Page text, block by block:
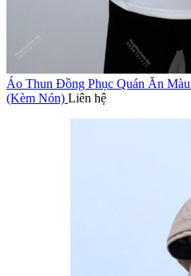
Áo Thun Đồng Phục Quán Ăn
(Kèm Nón) Liên hệ